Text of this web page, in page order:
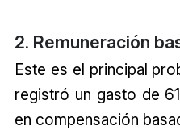
2. Remuneración
Este es el principal
registró un gasto de
en compensación